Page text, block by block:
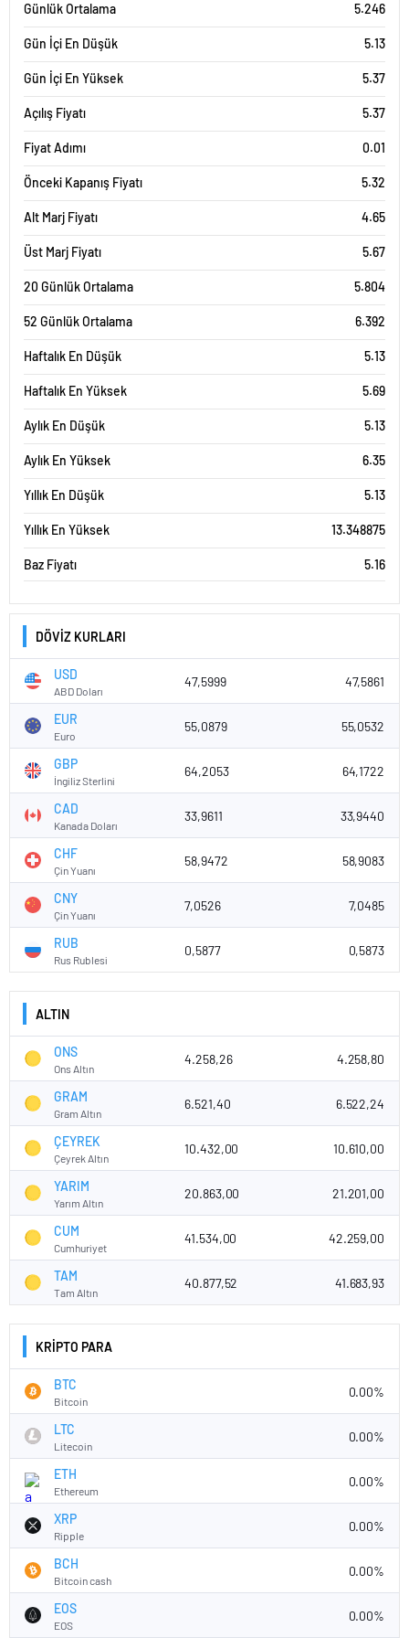
Günlük Ortalama 5.246
Gün İçi En Düşük 5.13
Gün İçi En Yüksek 5.37
Açılış Fiyatı 5.37
Fiyat Adımı 0.01
Önceki Kapanış Fiyatı 5.32
Alt Marj Fiyatı 4.65
Üst Marj Fiyatı 5.67
20 Günlük Ortalama 5.804
52 Günlük Ortalama 6.392
Haftalık En Düşük 5.13
Haftalık En Yüksek 5.69
Aylık En Düşük 5.13
Aylık En Yüksek 6.35
Yıllık En Düşük 5.13
Yıllık En Yüksek 13.348875
Baz Fiyatı 5.16
DÖVİZ KURLARI
USD
ABD Doları
47,5999 47,5861
EUR
Euro
55,0879 55,0532
GBP
İngiliz Sterlini
64,2053 64,1722
CAD
Kanada Doları
33,9611 33,9440
CHF
Çin Yuanı
58,9472 58,9083
CNY
Çin Yuanı
7,0526 7,0485
RUB
Rus Rublesi
0,5877 0,5873
ALTIN
ONS
Ons Altın
4.258,26 4.258,80
GRAM
Gram Altın
6.521,40 6.522,24
ÇEYREK
Çeyrek Altın
10.432,00 10.610,00
YARIM
Yarım Altın
20.863,00 21.201,00
CUM
Cumhuriyet
41.534,00 42.259,00
TAM
Tam Altın
40.877,52 41.683,93
KRİPTO PARA
BTC
Bitcoin
0.00%
LTC
Litecoin
0.00%
ETH
Ethereum
0.00%
XRP
Ripple
0.00%
BCH
Bitcoin cash
0.00%
EOS
EOS
0.00%